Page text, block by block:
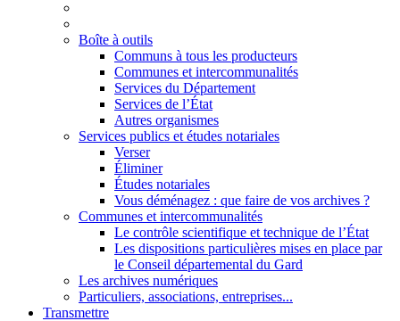
Boîte à outils
Communs à tous les producteurs
Communes et intercommunalités
Services du Département
Services de l’État
Autres organismes
Services publics et études notariales
Verser
Éliminer
Études notariales
Vous déménagez : que faire de vos archives ?
Communes et intercommunalités
Le contrôle scientifique et technique de l’État
Les dispositions particulières mises en place par
le Conseil départemental du Gard
Les archives numériques
Particuliers, associations, entreprises...
Transmettre